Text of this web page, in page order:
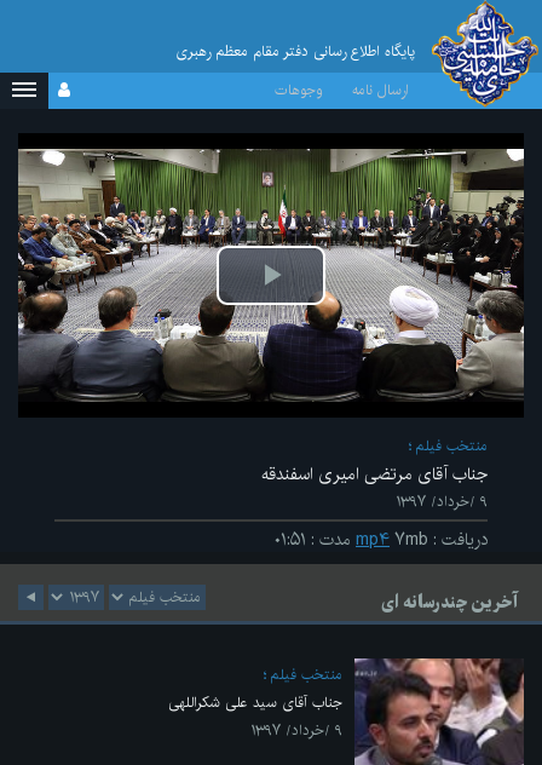
پایگاه اطلاع رسانی دفتر مقام معظم رهبری
ارسال نامه
وجوهات
پخش
ویدیو
منتخب فیلم
جناب آقای مرتضی امیری اسفندقه
۹ /خرداد/ ۱۳۹۷
دریافت : mp۴۷mb مدت : ۰۱:۵۱
آخرین چندرسانه ای
منتخب فیلم
جناب آقای سید علی شکراللهی
۹ /خرداد/ ۱۳۹۷